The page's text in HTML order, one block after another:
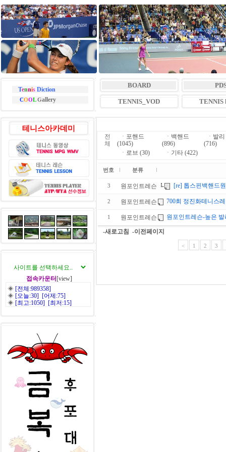
TennisDiction
COOLGallery
BOARD
TENNIS_VOD TENNIS
테니스아카데미
접속카운터 [view]
◈ [전체:989358]
◈ [오늘:30] [어제:75]
◈ [최고:1050] [최저:15]
전
체
ㆍ 포핸드
(1045)
ㆍ 백핸드
(896)
ㆍ 발리
(716)
ㆍ 로브 (30) ㆍ 기타 (422)
번호 분류
3 원포인트레슨 [re] 톱스핀백핸드
2 원포인트레슨 700회 정진화테니스
1 원포인트레슨 원포인트레슨-높은 발
-새로고침 -이전페이지
< 1 2 3